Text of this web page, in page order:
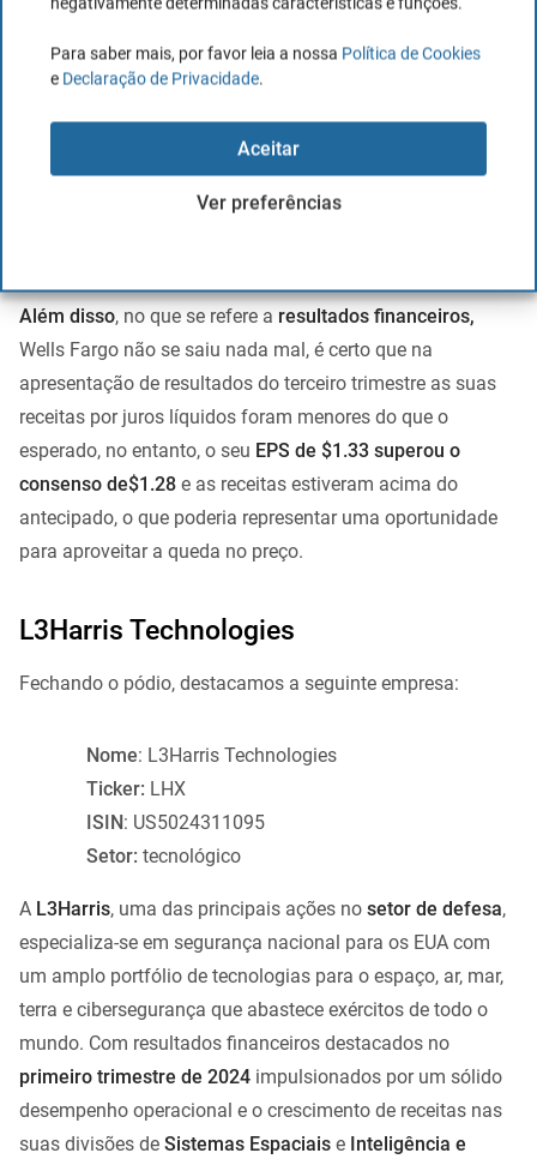
Para saber mais, por favor leia a nossa Política de Cookies
e Declaração de Privacidade.
Aceitar
Ver preferências
Além disso, no que se refere a resultados financeiros,
Wells Fargo não se saiu nada mal, é certo que na
apresentação de resultados do terceiro trimestre as suas
receitas por juros líquidos foram menores do que o
esperado, no entanto, o seu EPS de $1.33 superou o
consenso de$1.28 e as receitas estiveram acima do
antecipado, o que poderia representar uma oportunidade
para aproveitar a queda no preço.
L3Harris Technologies
Fechando o pódio, destacamos a seguinte empresa:
Nome: L3Harris Technologies
Ticker: LHX
ISIN: US5024311095
Setor: tecnológico
A L3Harris, uma das principais ações no setor de defesa,
especializa-se em segurança nacional para os EUA com
um amplo portfólio de tecnologias para o espaço, ar, mar,
terra e cibersegurança que abastece exércitos de todo o
mundo. Com resultados financeiros destacados no
primeiro trimestre de 2024 impulsionados por um sólido
desempenho operacional e o crescimento de receitas nas
suas divisões de Sistemas Espaciais e Inteligência e